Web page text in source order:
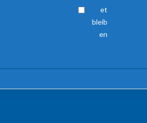
et
bleib
en